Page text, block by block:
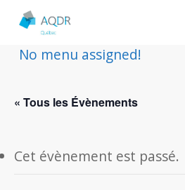
No menu assigned!
« Tous les Évènements
Cet évènement est passé.